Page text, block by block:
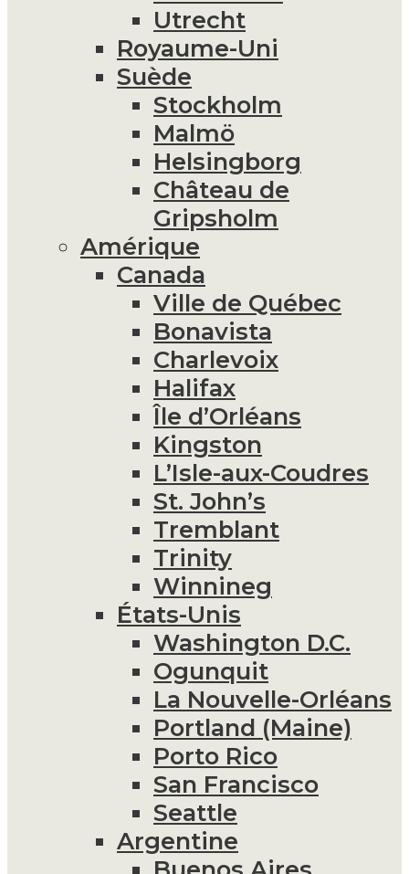
Utrecht
Royaume-Uni
Suède
Stockholm
Malmö
Helsingborg
Château de
Gripsholm
Amérique
Canada
Ville de Québec
Bonavista
Charlevoix
Halifax
Île d’Orléans
Kingston
L’Isle-aux-Coudres
St. John’s
Tremblant
Trinity
Winnineg
États-Unis
Washington D.C.
Ogunquit
La Nouvelle-Orléans
Portland (Maine)
Porto Rico
San Francisco
Seattle
Argentine